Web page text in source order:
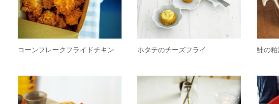
コーンフレークフライドチキン ホタテのチーズフライ 鮭の粕